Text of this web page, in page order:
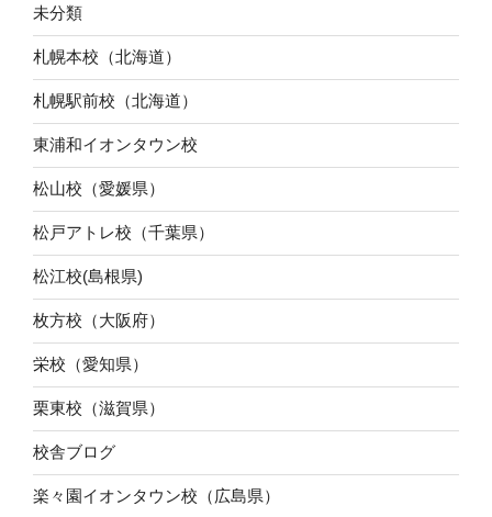
未分類
札幌本校（北海道）
札幌駅前校（北海道）
東浦和イオンタウン校
松山校（愛媛県）
松戸アトレ校（千葉県）
松江校(島根県)
枚方校（大阪府）
栄校（愛知県）
栗東校（滋賀県）
校舎ブログ
楽々園イオンタウン校（広島県）